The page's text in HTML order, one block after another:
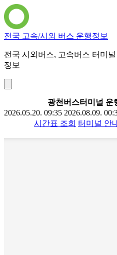
전국 고속/시외 버스 운행정보
전국 시외버스, 고속버스 터미
정보
광천버스터미널 운
2026.05.20. 09:35 2026.08.09.
시간표 조회 터미널 안